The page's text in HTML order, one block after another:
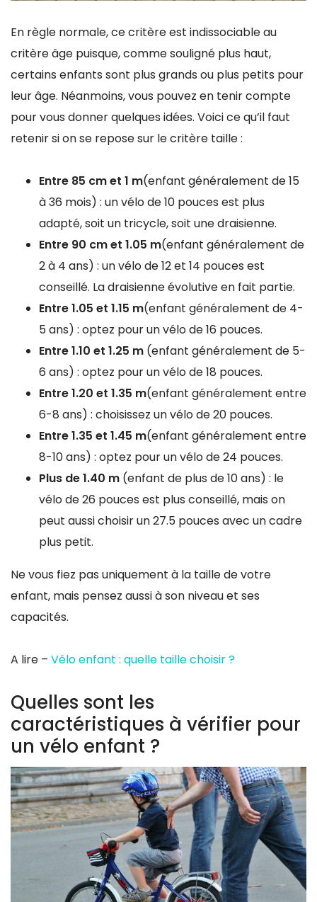
En règle normale, ce critère est indissociable au
critère âge puisque, comme souligné plus haut,
certains enfants sont plus grands ou plus petits pour
leur âge. Néanmoins, vous pouvez en tenir compte
pour vous donner quelques idées. Voici ce qu’il faut
retenir si on se repose sur le critère taille :
Entre 85 cm et 1 m(enfant généralement de 15
à 36 mois) : un vélo de 10 pouces est plus
adapté, soit un tricycle, soit une draisienne.
Entre 90 cm et 1.05 m(enfant généralement de
2 à 4 ans) : un vélo de 12 et 14 pouces est
conseillé. La draisienne évolutive en fait partie.
Entre 1.05 et 1.15 m(enfant généralement de 4-
5 ans) : optez pour un vélo de 16 pouces.
Entre 1.10 et 1.25 m (enfant généralement de 5-
6 ans) : optez pour un vélo de 18 pouces.
Entre 1.20 et 1.35 m(enfant généralement entre
6-8 ans) : choisissez un vélo de 20 pouces.
Entre 1.35 et 1.45 m(enfant généralement entre
8-10 ans) : optez pour un vélo de 24 pouces.
Plus de 1.40 m (enfant de plus de 10 ans) : le
vélo de 26 pouces est plus conseillé, mais on
peut aussi choisir un 27.5 pouces avec un cadre
plus petit.
Ne vous fiez pas uniquement à la taille de votre
enfant, mais pensez aussi à son niveau et ses
capacités.
A lire – Vélo enfant : quelle taille choisir ?
Quelles sont les
caractéristiques à vérifier pour
un vélo enfant ?